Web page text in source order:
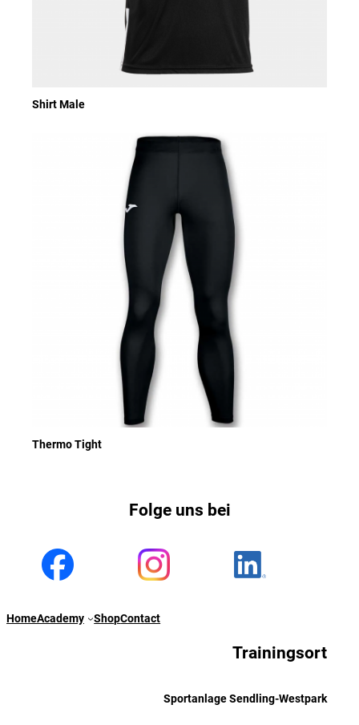
Shirt Male
Thermo Tight
Folge uns bei
HomeAcademy ShopContact
Trainingsort
Sportanlage Sendling-Westpark